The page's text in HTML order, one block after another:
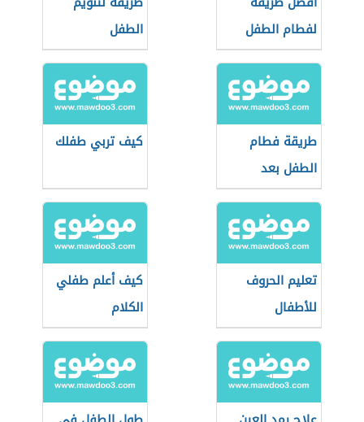
لفطام الطفل
الطفل
طريقة فطام
الطفل بعد
السنتين
كيف تربي طفلك
تعليم الحروف
للأطفال
كيف أعلم طفلي
الكلام